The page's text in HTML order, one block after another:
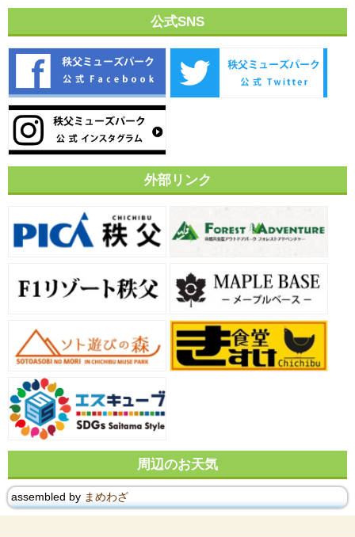
公式SNS
外部リンク
周辺のお天気
assembled by まめわざ